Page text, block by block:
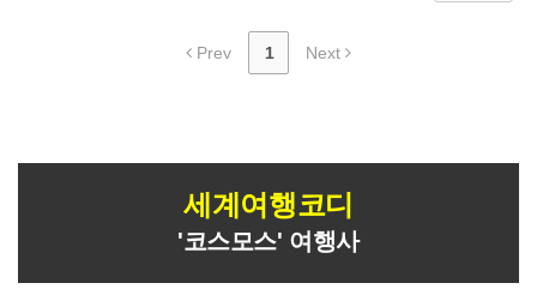
Prev 1 Next
세계여행코디
'코스모스' 여행사